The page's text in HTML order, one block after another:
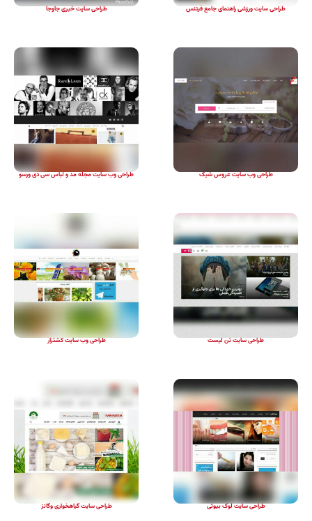
طراحی سایت ورزشی راهنمای جامع فیتنس طراحی سایت خبری جاوجا
طراحی وب سایت عروس شیک طراحی وب سایت مجله مد و لباس سی دی ورسو
طراحی سایت تن لیست طراحی وب سایت کشتزار
طراحی سایت لوک بیوتی طراحی سایت گیاهخواری وگانز